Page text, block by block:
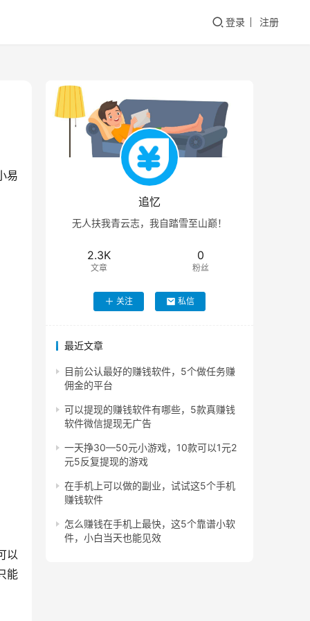
登录 注册
易
以
能
追忆
无人扶我青云志，我自踏雪至山巅！
2.3K
文章
0
粉丝
关注 私信
最近文章
目前公认最好的赚钱软件，5个做任务赚
佣金的平台
可以提现的赚钱软件有哪些，5款真赚钱
软件微信提现无广告
一天挣30—50元小游戏，10款可以1元2
元5反复提现的游戏
在手机上可以做的副业，试试这5个手机
赚钱软件
怎么赚钱在手机上最快，这5个靠谱小软
件，小白当天也能见效